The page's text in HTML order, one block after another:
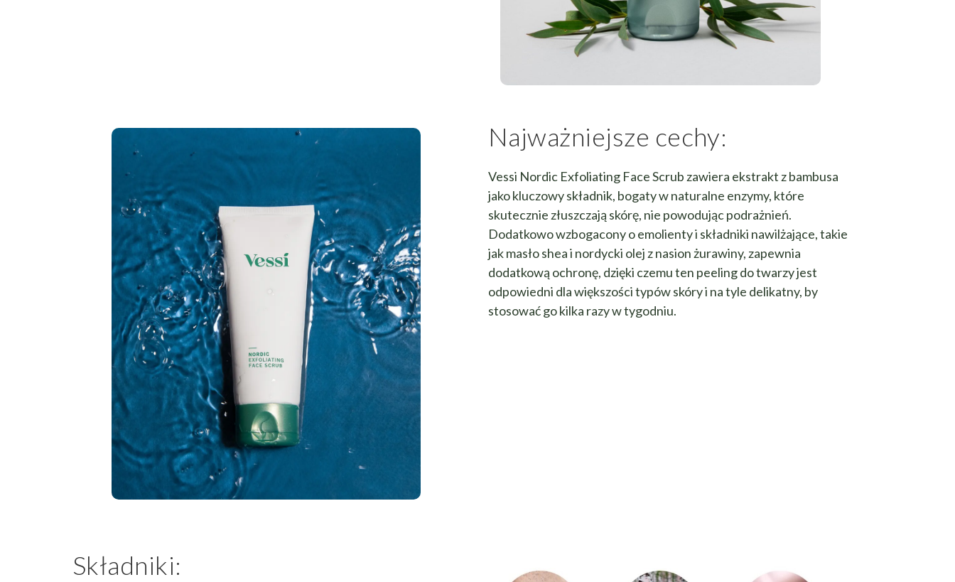
Najważniejsze cechy:
Vessi Nordic Exfoliating Face Scrub zawiera ekstrakt z bambusa
jako kluczowy składnik, bogaty w naturalne enzymy, które
skutecznie złuszczają skórę, nie powodując podrażnień.
Dodatkowo wzbogacony o emolienty i składniki nawilżające, takie
jak masło shea i nordycki olej z nasion żurawiny, zapewnia
dodatkową ochronę, dzięki czemu ten peeling do twarzy jest
odpowiedni dla większości typów skóry i na tyle delikatny, by
stosować go kilka razy w tygodniu.
Składniki: